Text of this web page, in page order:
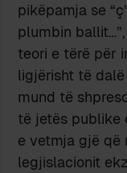
pikëpamja se
plumbin
teori e tërë për
ligjërisht të
mund të
të jetës publike
e vetmja gjë që
legjislacionit